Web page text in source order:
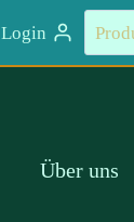
Login
Suchen
nach:
Über uns